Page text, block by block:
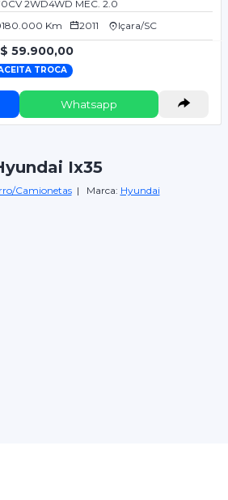
2WD4WD MEC. 2.0
180.000 Km
2011 Içara/SC
59.900,00
TROCA
Whatsapp
Ix35
Camionetas| Marca: Hyundai